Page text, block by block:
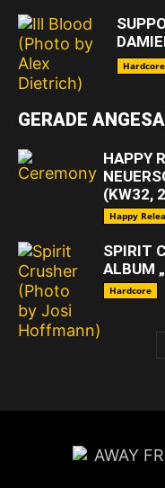
Hardcore
GERADE
HAPPY
(KW32,
Happy
SPIRIT
ALBUM
Hardcore